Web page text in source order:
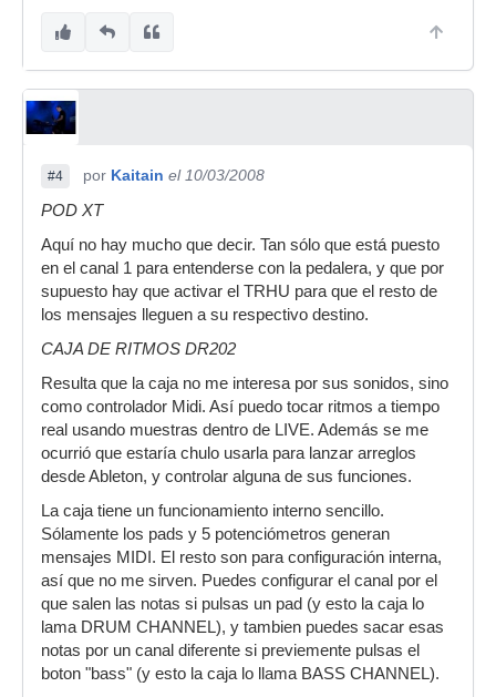
#4 por Kaitain el 10/03/2008
POD XT
Aquí no hay mucho que decir. Tan sólo que está puesto
en el canal 1 para entenderse con la pedalera, y que por
supuesto hay que activar el TRHU para que el resto de
los mensajes lleguen a su respectivo destino.
CAJA DE RITMOS DR202
Resulta que la caja no me interesa por sus sonidos, sino
como controlador Midi. Así puedo tocar ritmos a tiempo
real usando muestras dentro de LIVE. Además se me
ocurrió que estaría chulo usarla para lanzar arreglos
desde Ableton, y controlar alguna de sus funciones.
La caja tiene un funcionamiento interno sencillo.
Sólamente los pads y 5 potenciómetros generan
mensajes MIDI. El resto son para configuración interna,
así que no me sirven. Puedes configurar el canal por el
que salen las notas si pulsas un pad (y esto la caja lo
lama DRUM CHANNEL), y tambien puedes sacar esas
notas por un canal diferente si previemente pulsas el
boton "bass" (y esto la caja lo llama BASS CHANNEL).